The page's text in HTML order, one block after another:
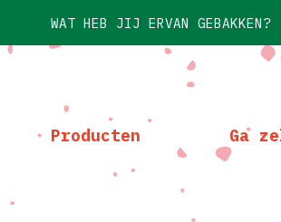
WAT HEB JIJ ERVAN GEBAKKEN?
Producten Ga